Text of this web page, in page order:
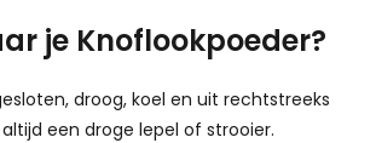
je Knoflookpoeder?
droog, koel en uit rechtstreeks
een droge lepel of strooier.